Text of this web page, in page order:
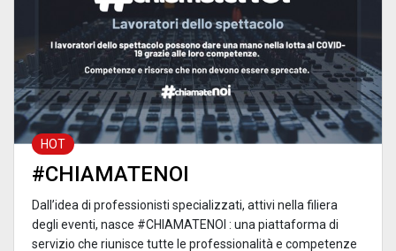
HOT
#CHIAMATENOI
Dall’idea di professionisti specializzati, attivi nella filiera
degli eventi, nasce #CHIAMATENOI : una piattaforma di
servizio che riunisce tutte le professionalità e competenze